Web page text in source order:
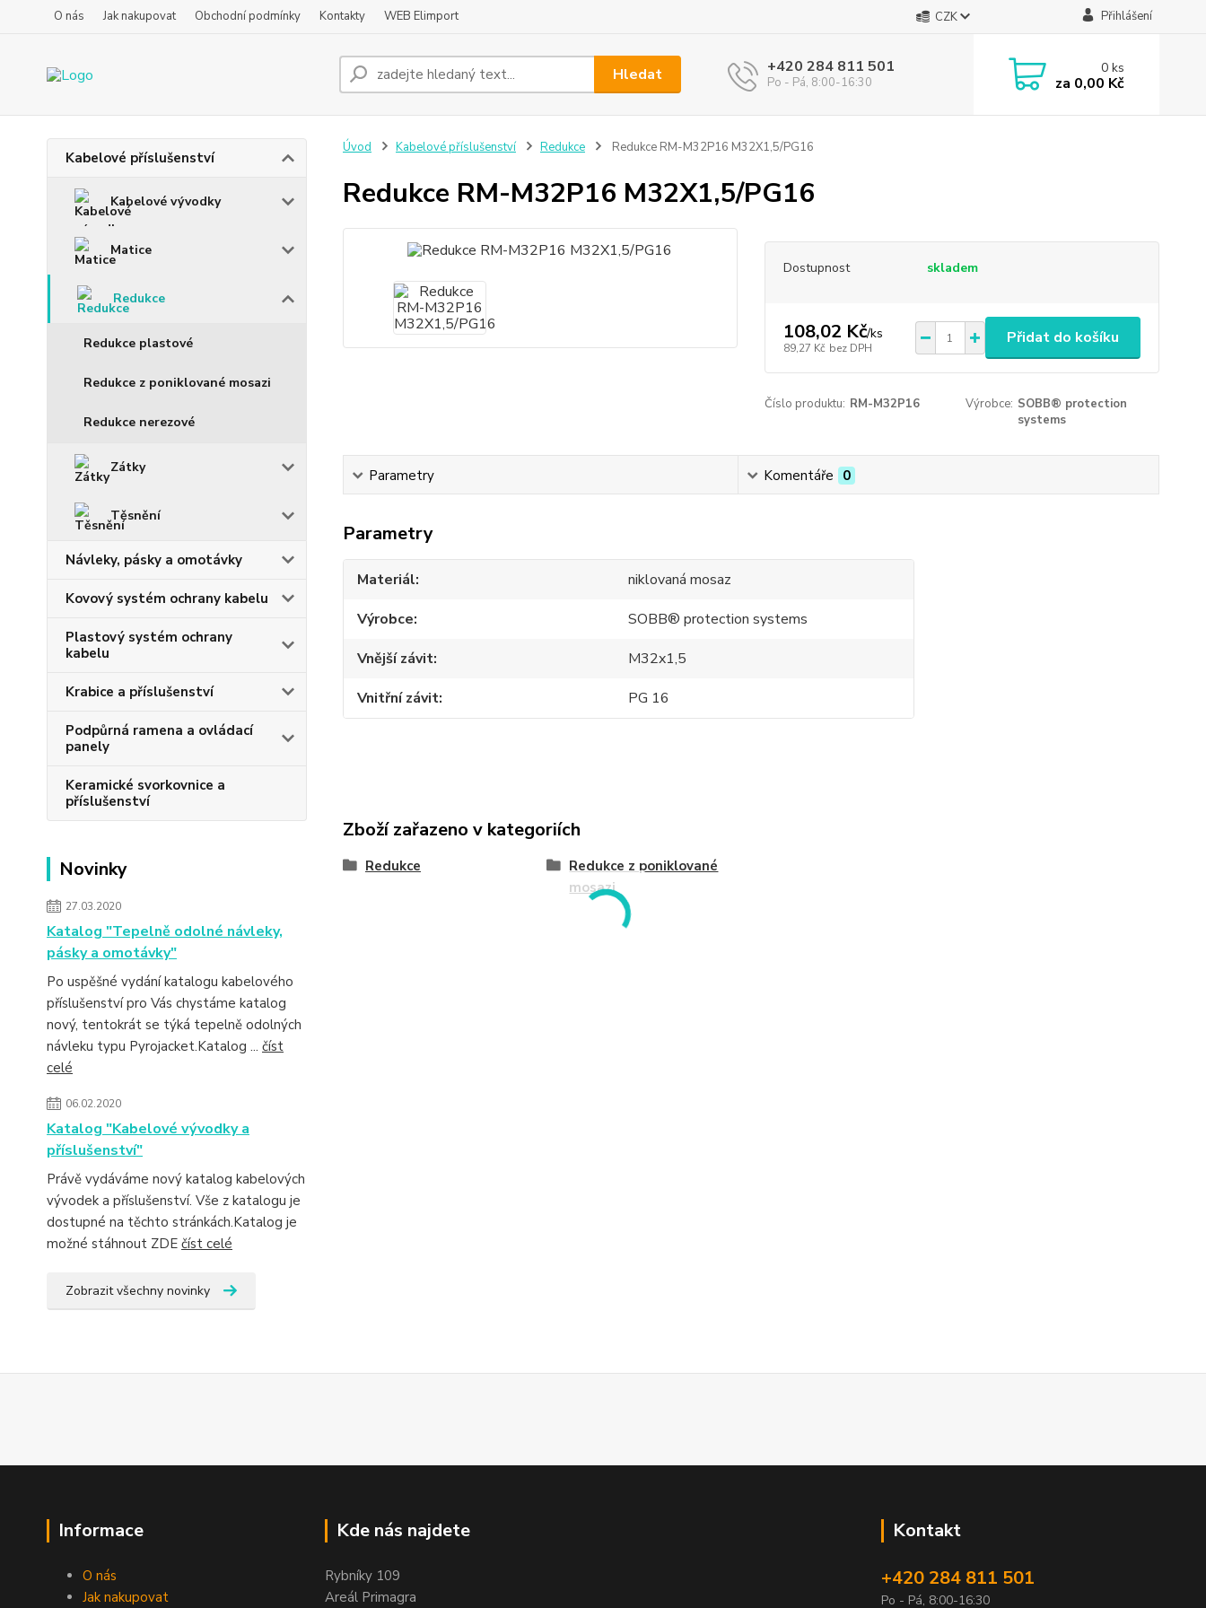
O nás Jak nakupovat Obchodní podmínky Kontakty WEB Elimport CZK Přihlášení
Hledat +420 284 811 501
Po - Pá, 8:00-16:30
0ks
za 0,00 Kč
Kabelové příslušenství
Kabelové vývodky
Matice
Redukce
Redukce plastové
Redukce z poniklované mosazi
Redukce nerezové
Zátky
Těsnění
Návleky, pásky a omotávky
Kovový systém ochrany kabelu
Plastový systém ochrany
kabelu
Krabice a příslušenství
Podpůrná ramena a ovládací
panely
Keramické svorkovnice a
příslušenství
Novinky
27.03.2020
Katalog "Tepelně odolné návleky,
pásky a omotávky"
Po uspěšné vydání katalogu kabelového
příslušenství pro Vás chystáme katalog
nový, tentokrát se týká tepelně odolných
návleku typu Pyrojacket.Katalog ... číst
celé
06.02.2020
Katalog "Kabelové vývodky a
příslušenství"
Právě vydáváme nový katalog kabelových
vývodek a příslušenství. Vše z katalogu je
dostupné na těchto stránkách.Katalog je
možné stáhnout ZDE číst celé
Zobrazit všechny novinky
Úvod Kabelové příslušenství Redukce Redukce RM-M32P16 M32X1,5/PG16
Redukce RM-M32P16 M32X1,5/PG16
Dostupnost skladem
108,02 Kč/ks
89,27 Kč bez DPH
Přidat do košíku
Číslo produktu: RM-M32P16 Výrobce: SOBB® protection
systems
Parametry Komentáře 0
Parametry
Materiál
niklovaná mosaz
Výrobce
SOBB® protection systems
Vnější závit
M32x1,5
Vnitřní závit
PG 16
Zboží zařazeno v kategoriích
Redukce
Redukce z poniklované
mosazi
Informace
O nás
Jak nakupovat
Kde nás najdete
Rybníky 109
Areál Primagra
Kontakt
+420 284 811 501
Po - Pá, 8:00-16:30